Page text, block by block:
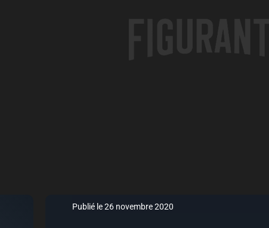
Publié le 26 novembre 2020